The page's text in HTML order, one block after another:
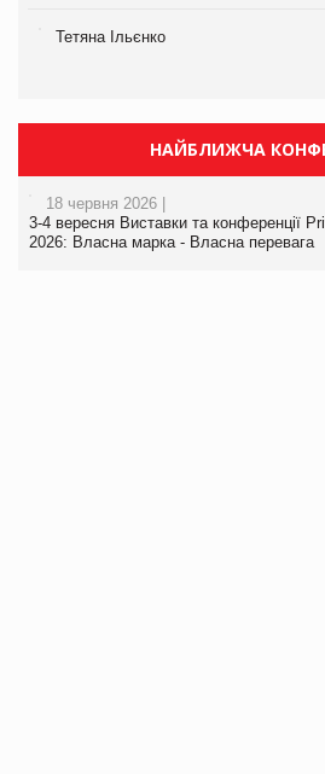
Тетяна Ільєнко
НАЙБЛИЖЧА
18 червня 2026 |
3-4 вересня Виставки та конференції
2026: Власна марка - Власна перевага